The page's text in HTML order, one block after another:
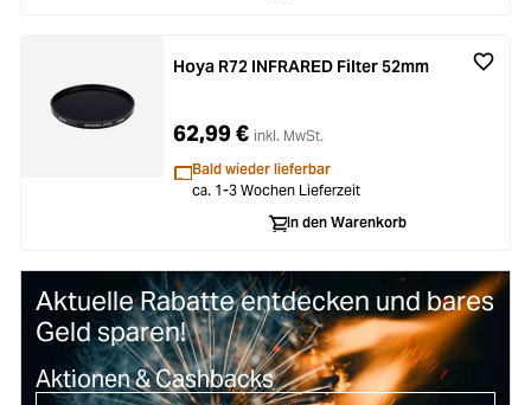
Hoya R72 INFRARED Filter 52mm
62,99 € inkl. MwSt.
Bald wieder lieferbar
ca. 1-3 Wochen Lieferzeit
In den Warenkorb
Aktuelle Rabatte entdecken und bares
Geld sparen!
Aktionen & Cashbacks